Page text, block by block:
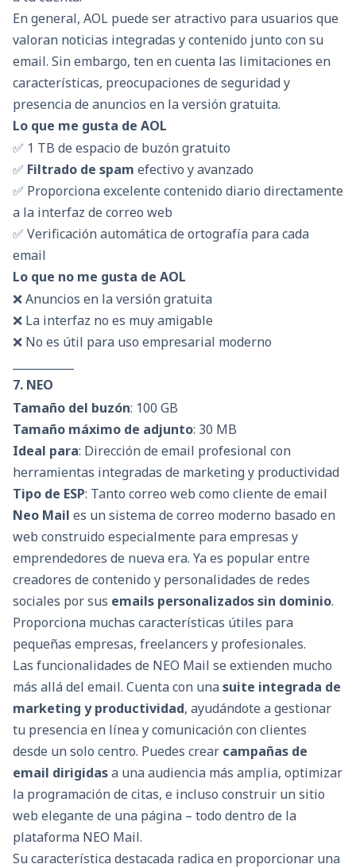
En general, AOL puede ser atractivo para usuarios que
valoran noticias integradas y contenido junto con su
email. Sin embargo, ten en cuenta las limitaciones en
características, preocupaciones de seguridad y
presencia de anuncios en la versión gratuita.
Lo que me gusta de AOL
✅ 1 TB de espacio de buzón gratuito
✅ Filtrado de spam efectivo y avanzado
✅ Proporciona excelente contenido diario directamente
a la interfaz de correo web
✅ Verificación automática de ortografía para cada
email
Lo que no me gusta de AOL
❌ Anuncios en la versión gratuita
❌ La interfaz no es muy amigable
❌ No es útil para uso empresarial moderno
7. NEO
Tamaño del buzón: 100 GB
Tamaño máximo de adjunto: 30 MB
Ideal para: Dirección de email profesional con
herramientas integradas de marketing y productividad
Tipo de ESP: Tanto correo web como cliente de email
Neo Mail es un sistema de correo moderno basado en
web construido especialmente para empresas y
emprendedores de nueva era. Ya es popular entre
creadores de contenido y personalidades de redes
sociales por sus emails personalizados sin dominio.
Proporciona muchas características útiles para
pequeñas empresas, freelancers y profesionales.
Las funcionalidades de NEO Mail se extienden mucho
más allá del email. Cuenta con unasuite integrada de
marketing y productividad, ayudándote a gestionar
tu presencia en línea y comunicación con clientes
desde un solo centro. Puedes crear campañas de
email dirigidasa una audiencia más amplia, optimizar
la programación de citas, e incluso construir un sitio
web elegante de una página – todo dentro de la
plataforma NEO Mail.
Su característica destacada radica en proporcionar una